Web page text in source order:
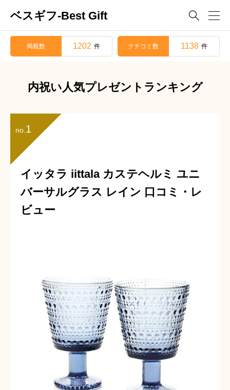
ベスギフ-Best Gift 
掲載数 1202 件 クチコミ数 1138 件
内祝い人気プレゼントランキング
no. 1
イッタラ iittala カステヘルミ ユニ
バーサルグラス レイン 口コミ・レ
ビュー